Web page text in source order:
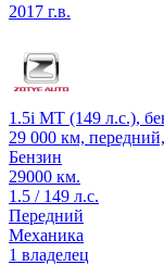
2017 г.в.
1.5i MT (149 л.с.),
29 000 км,
Бензин
29000 км.
1.5 / 149 л.с.
Передний
Механика
1 владелец